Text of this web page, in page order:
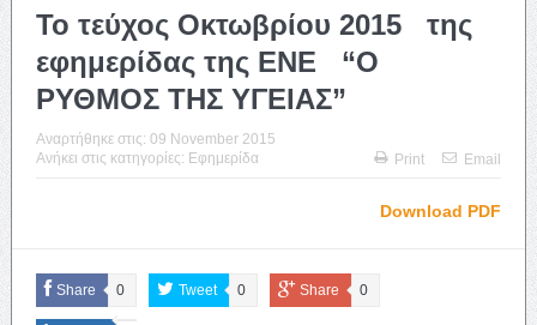
Το τεύχος Οκτωβρίου 2015 της
εφημερίδας της ΕΝΕ “Ο
ΡΥΘΜΟΣ ΤΗΣ ΥΓΕΙΑΣ”
Αναρτήθηκε στις: 09 November 2015
Ανήκει στις κατηγορίες: Εφημερίδα Print Email
Download PDF
Share 0 Tweet 0 Share 0